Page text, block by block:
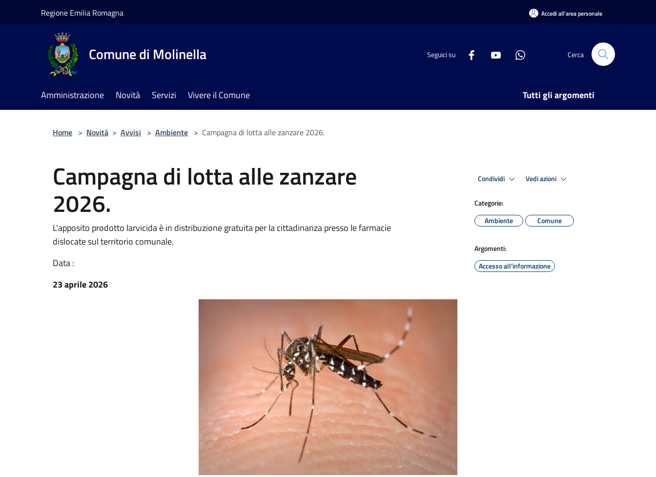
Regione Emilia Romagna Accedi all'area personale
Comune di Molinella Seguici su Cerca
Amministrazione Novità Servizi Vivere il Comune Tutti gli argomenti
Home > Novità > Avvisi > Ambiente > Campagna di lotta alle zanzare 2026.
Campagna di lotta alle zanzare
2026.
L'apposito prodotto larvicida è in distribuzione gratuita per la cittadinanza presso le farmacie
dislocate sul territorio comunale.
Data :
23 aprile 2026
Condividi Vedi azioni
Categorie:
Ambiente
Comune
Argomenti:
Accesso all'informazione